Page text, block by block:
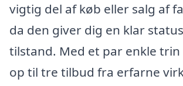
vigtig del af køb eller salg af
da den giver dig en klar
tilstand. Med et par enkle trin
op til tre tilbud fra erfarne